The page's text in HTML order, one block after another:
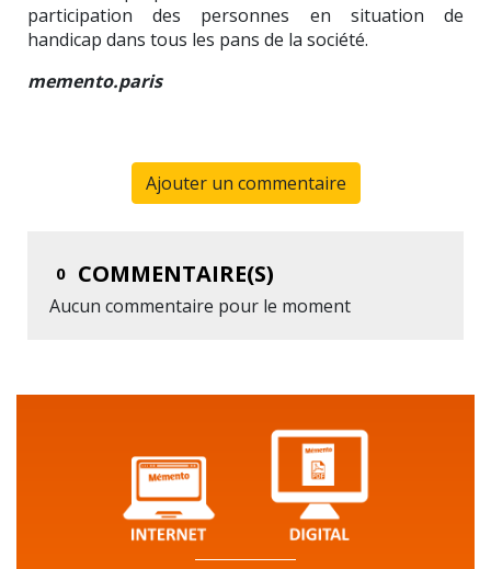
participation des personnes en situation de
handicap dans tous les pans de la société.
memento.paris
Ajouter un commentaire
0 COMMENTAIRE(S)
Aucun commentaire pour le moment